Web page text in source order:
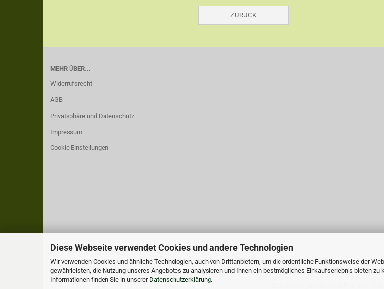
Diese Webseite verwendet Cookies und andere Technologien
Wir verwenden Cookies und ähnliche Technologien, auch von Drittanbietern, um die ordentliche Funktionsweise der
gewährleisten, die Nutzung unseres Angebotes zu analysieren und Ihnen ein bestmögliches Einkaufserlebnis bieten zu
Informationen finden Sie in unserer Datenschutzerklärung.
ZURÜCK
MEHR ÜBER...
Widerrufsrecht
AGB
Privatsphäre und Datenschutz
Impressum
Cookie Einstellungen